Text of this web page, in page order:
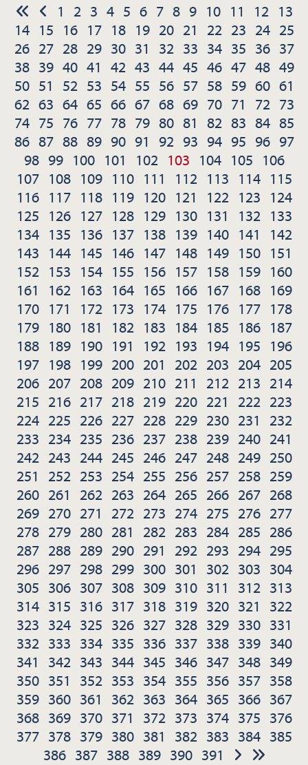
1 2 3 4 5 6 7 8 9 10 11 12 13
14 15 16 17 18 19 20 21 22 23 24 25
26 27 28 29 30 31 32 33 34 35 36 37
38 39 40 41 42 43 44 45 46 47 48 49
50 51 52 53 54 55 56 57 58 59 60 61
62 63 64 65 66 67 68 69 70 71 72 73
74 75 76 77 78 79 80 81 82 83 84 85
86 87 88 89 90 91 92 93 94 95 96 97
98 99 100 101 102 103 104 105 106
107 108 109 110 111 112 113 114 115
116 117 118 119 120 121 122 123 124
125 126 127 128 129 130 131 132 133
134 135 136 137 138 139 140 141
142
143 144 145 146 147 148 149 150 151
152 153 154 155 156 157 158 159 160
161
162 163 164 165 166 167 168 169
170 171 172 173 174 175 176 177 178
179 180 181 182 183 184 185 186 187
188 189 190 191 192 193 194 195 196
197 198 199 200 201 202 203 204 205
206 207 208 209 210 211 212 213 214
215 216 217 218 219 220 221 222 223
224 225 226 227 228 229 230 231
232
233 234 235 236 237 238 239 240 241
242 243 244 245 246 247 248 249 250
251
252 253 254 255 256 257 258 259
260 261 262 263 264 265 266 267 268
269 270 271 272 273 274 275 276 277
278 279 280 281 282 283 284 285 286
287 288 289 290 291 292 293 294 295
296 297 298 299 300 301 302 303 304
305 306 307 308 309 310 311 312 313
314 315 316 317 318 319 320 321
322
323 324 325 326 327 328 329 330 331
332 333 334 335 336 337 338 339 340
341
342 343 344 345 346 347 348 349
350 351 352 353 354 355 356 357 358
359 360 361 362 363 364 365 366 367
368 369 370 371 372 373 374 375 376
377 378 379 380 381 382 383 384 385
386 387 388 389 390 391